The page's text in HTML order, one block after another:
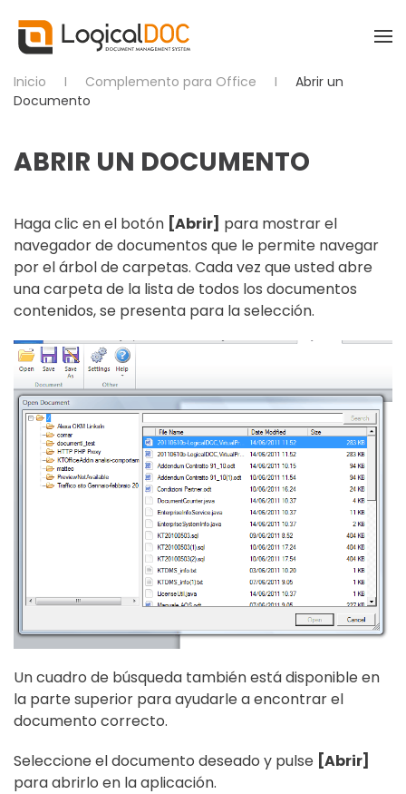
Skip to main content
Inicio Complemento para Office
Abrir un
Documento
ABRIR UN DOCUMENTO
Haga clic en el botón [Abrir] para mostrar el
navegador de documentos que le permite navegar
por el árbol de carpetas. Cada vez que usted abre
una carpeta de la lista de todos los documentos
contenidos, se presenta para la selección.
Un cuadro de búsqueda también está disponible en
la parte superior para ayudarle a encontrar el
documento correcto.
Seleccione el documento deseado y pulse [Abrir]
para abrirlo en la aplicación.